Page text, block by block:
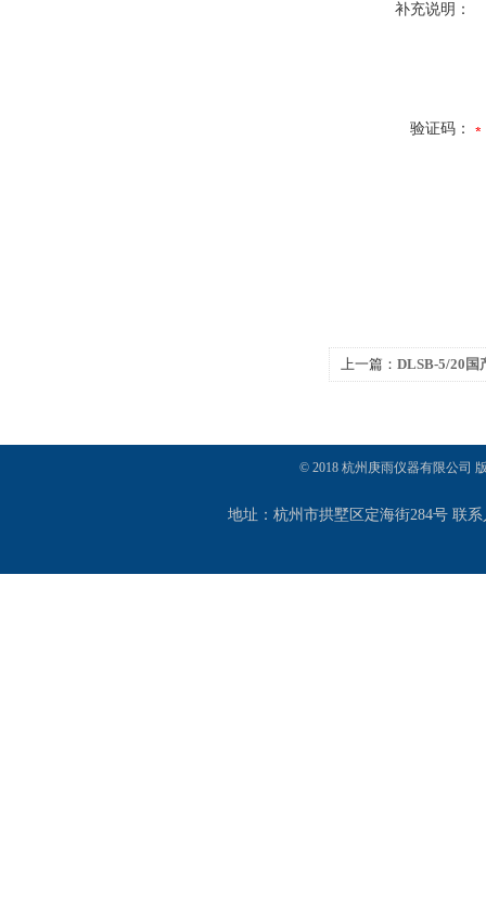
补充说明：
验证码：
上一篇： DLSB-5/20国
© 2018 杭州庚雨仪器有限公司
地址：杭州市拱墅区定海街284号 联